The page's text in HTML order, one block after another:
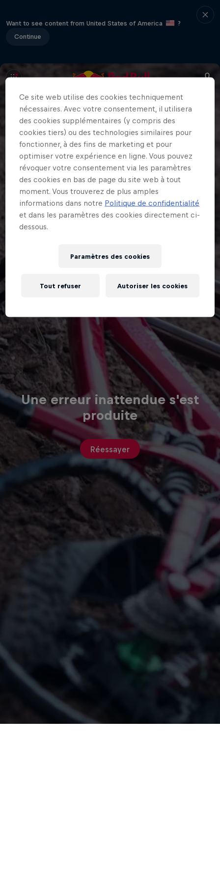
Want to see content from United States of America
?
Continue
Une erreur inattendue s'est
produite
Réessayer
Ce site web utilise des cookies techniquement
nécessaires. Avec votre consentement, il utilisera
des cookies supplémentaires (y compris des
cookies tiers) ou des technologies similaires pour
fonctionner, à des fins de marketing et pour
optimiser votre expérience en ligne. Vous pouvez
révoquer votre consentement via les paramètres
des cookies en bas de page du site web à tout
moment. Vous trouverez de plus amples
informations dans notre Politique de confidentialité
et dans les paramètres des cookies directement ci-
dessous.
Paramètres des cookies
Tout refuser Autoriser les cookies